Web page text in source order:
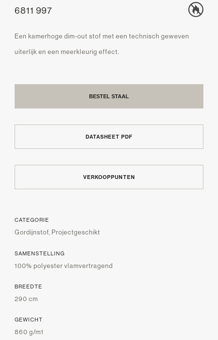
6811 997
Een kamerhoge dim-out stof met een technisch geweven
uiterlijk en een meerkleurig effect.
BESTEL STAAL
DATASHEET PDF
VERKOOPPUNTEN
CATEGORIE
Gordijnstof, Projectgeschikt
SAMENSTELLING
100% polyester vlamvertragend
BREEDTE
290 cm
GEWICHT
860 g/m1